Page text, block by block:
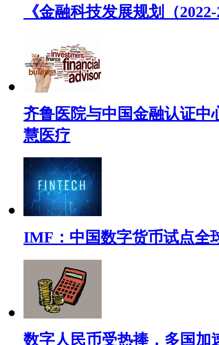
《金融科技发展规划（
齐鲁医院与中国金融认证
慧医疗
IMF：中国数字货币试点全
数字人民币受热捧，多国加